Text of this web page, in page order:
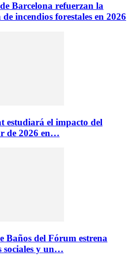
Barcelona refuerzan la
incendios forestales en 2026
estudiará el impacto del
de 2026 en…
Baños del Fórum estrena
sociales y un…